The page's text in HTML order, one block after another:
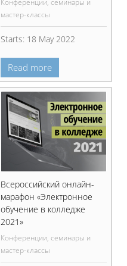
мастер-классы
Starts: 18 May 2022
Read more
Всероссийский онлайн-
марафон «Электронное
обучение в колледже
2021»
Конференции, семинары и
мастер-классы